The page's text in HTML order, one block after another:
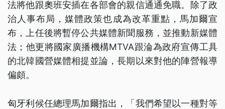
法將他跟奧班安插在各部會的親信通通免職。除了政
治人事布局，媒體政策也成為改革重點，馬加爾宣
布，上任後將暫停公共媒體新聞服務，並推動新媒體
法；他更將國家廣播機構MTVA跟淪為政府宣傳工具
的北韓國營媒體相提並論，長期以來對他的陣營報導
偏頗。
匈牙利候任總理馬加爾指出，「我們希望以一種對等